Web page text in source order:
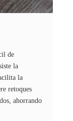
de
la
la
retoques
ahorrando